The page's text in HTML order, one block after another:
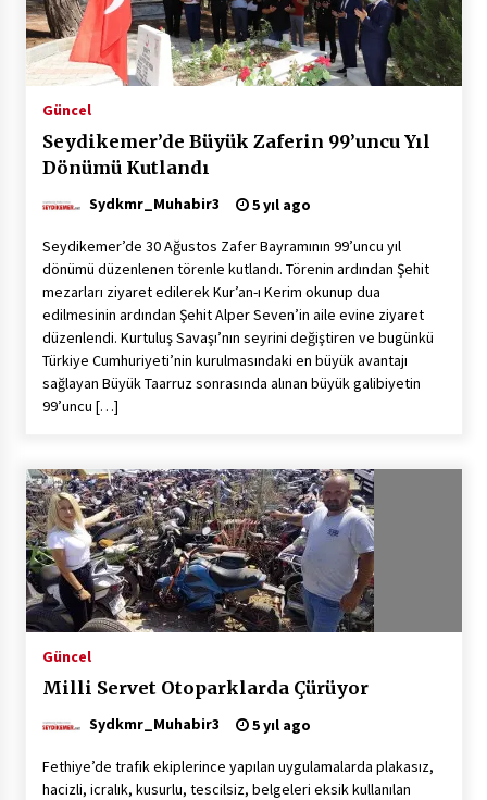
Çevre Bilinci Sahneye Taşınıyor: Çocuklardan
“Temiz Fethiye” Oyunu
9 Günde 119 Acil Olaya Müdahale Edildi
2 ay ago
FETHİYE BELEDİYESİ HAZİRAN AYI MECLİS
TOPLANTISI GERÇEKLEŞTİRİLDİ
2 ay ago
HAYIRSEVER DİNÇER AKYALI’DAN EĞİTİME
DESTEK
2 ay ago
2 ay ago
Saadet Partisi Ziyaretlere Devam Ediyor
4 ay ago
9 ay ago
Toplantısı Yapıldı
2 yıl ago
Güncel
Seydikemer’de Büyük Zaferin 99’uncu Yıl
Dönümü Kutlandı
Sydkmr_Muhabir3 5 yıl ago
Seydikemer’de 30 Ağustos Zafer Bayramının 99’uncu yıl
dönümü düzenlenen törenle kutlandı. Törenin ardından Şehit
mezarları ziyaret edilerek Kur’an-ı Kerim okunup dua
edilmesinin ardından Şehit Alper Seven’in aile evine ziyaret
düzenlendi. Kurtuluş Savaşı’nın seyrini değiştiren ve bugünkü
Türkiye Cumhuriyeti’nin kurulmasındaki en büyük avantajı
sağlayan Büyük Taarruz sonrasında alınan büyük galibiyetin
99’uncu […]
Güncel
Milli Servet Otoparklarda Çürüyor
Sydkmr_Muhabir3 5 yıl ago
Fethiye’de trafik ekiplerince yapılan uygulamalarda plakasız,
hacizli, icralık, kusurlu, tescilsiz, belgeleri eksik kullanılan